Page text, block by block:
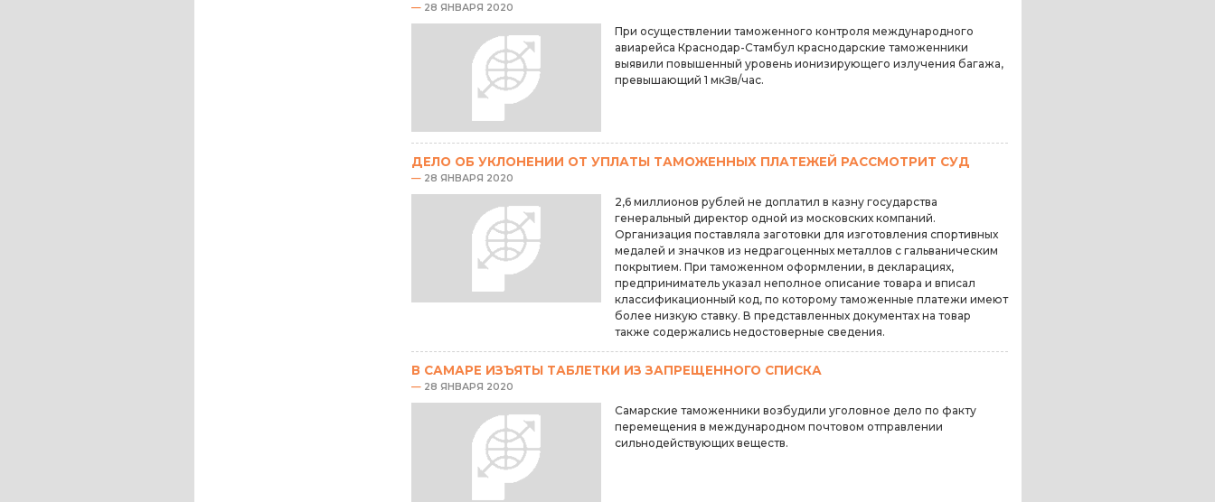
—28 ЯНВАРЯ 2020
При осуществлении таможенного контроля международного
авиарейса Краснодар-Стамбул краснодарские таможенники
выявили повышенный уровень ионизирующего излучения багажа,
превышающий 1 мкЗв/час.
ДЕЛО ОБ УКЛОНЕНИИ ОТ УПЛАТЫ ТАМОЖЕННЫХ ПЛАТЕЖЕЙ РАССМОТРИТ СУД
—28 ЯНВАРЯ 2020
2,6 миллионов рублей не доплатил в казну государства
генеральный директор одной из московских компаний.
Организация поставляла заготовки для изготовления спортивных
медалей и значков из недрагоценных металлов с гальваническим
покрытием. При таможенном оформлении, в декларациях,
предприниматель указал неполное описание товара и вписал
классификационный код, по которому таможенные платежи имеют
более низкую ставку. В представленных документах на товар
также содержались недостоверные сведения.
В САМАРЕ ИЗЪЯТЫ ТАБЛЕТКИ ИЗ ЗАПРЕЩЕННОГО СПИСКА
—28 ЯНВАРЯ 2020
Самарские таможенники возбудили уголовное дело по факту
перемещения в международном почтовом отправлении
сильнодействующих веществ.